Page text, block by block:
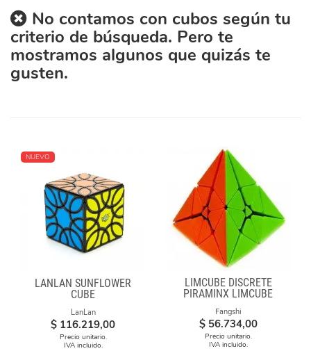
No contamos con cubos según tu
criterio de búsqueda. Pero te
mostramos algunos que quizás te
gusten.
NUEVO
LANLAN SUNFLOWER
CUBE
LanLan
$ 116.219,00
Precio unitario.
IVA incluido.
LIMCUBE DISCRETE
PIRAMINX LIMCUBE
Fangshi
$ 56.734,00
Precio unitario.
IVA incluido.